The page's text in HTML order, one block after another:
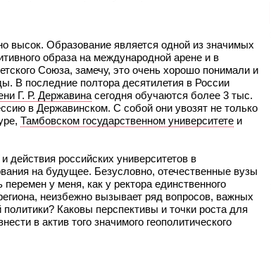
высок. Образование является одной из значимых
образа на международной арене и в
Союза, замечу, это очень хорошо понимали и
В последние полтора десятилетия в России
Г. Р. Державина сегодня обучаются более 3 тыс.
в Державинском. С собой они увозят не только
Тамбовском государственном университете и
действия российских университетов в
на будущее. Безусловно, отечественные вузы
у меня, как у ректора единственного
неизбежно вызывает ряд вопросов, важных
Каковы перспективы и точки роста для
в актив того значимого геополитического